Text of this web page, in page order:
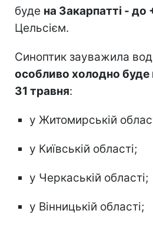
буде на Закарпатті - до
Цельсієм.
Синоптик зауважила
особливо холодно буде
31 травня:
у Житомирській
у Київській області;
у Черкаській області;
у Вінницькій області;